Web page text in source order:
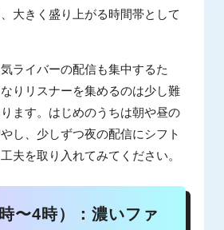
大きく盛り上がる時間帯として
ライバーの配信も集中するた
りリスナーを集めるのは少し難
ます。はじめのうちは朝や昼の
し、少しずつ夜の配信にシフト
夫を取り入れてみてください。
〜4時）：濃いファ